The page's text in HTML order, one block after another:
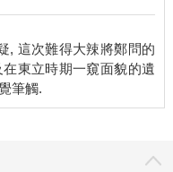
, 這次難得大辣將鄭問的
東立時期一窺面貌的遺